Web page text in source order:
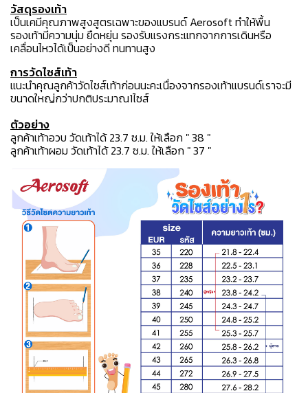
วัสดุรองเท้า
เป็นเคมีคุณภาพสูงสูตรเฉพาะของแบรนด์ Aerosoft ทำให้พื้น
รองเท้ามีความนุ่ม ยืดหยุ่น รองรับแรงกระแทกจากการเดินหรือ
เคลื่อนไหวได้เป็นอย่างดี ทนทานสูง
การวัดไซส์เท้า
แนะนำคุณลูกค้าวัดไซส์เท้าก่อนนะคะเนื่องจากรองเท้าแบรนด์เราจะมี
ขนาดใหญ่กว่าปกติประมาณ1ไซส์
ตัวอย่าง
ลูกค้าเท้าอวบ วัดเท้าได้ 23.7 ซ.ม. ให้เลือก " 38 "
ลูกค้าเท้าผอม วัดเท้าได้ 23.7 ซ.ม. ให้เลือก " 37 "